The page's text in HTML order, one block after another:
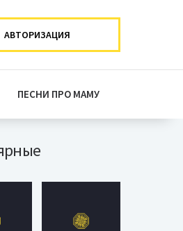
АВТОРИЗАЦИЯ
ПЕСНИ ПРО МАМУ